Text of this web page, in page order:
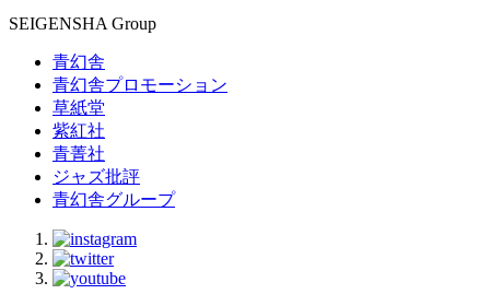
SEIGENSHA Group
青幻舎
青幻舎プロモーション
草紙堂
紫紅社
青菁社
ジャズ批評
青幻舎グループ